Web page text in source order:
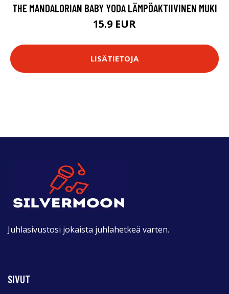
THE MANDALORIAN BABY YODA LÄMPÖAKTIIVINEN MUKI
15.9 EUR
LISÄTIETOJA
Juhlasivustosi jokaista juhlahetkeä varten.
SIVUT